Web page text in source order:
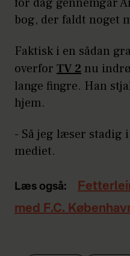
for dag gennemgår
bog, der faldt noget
Faktisk i en sådan
overfor TV 2 nu
lange fingre. Han
hjem.
- Så jeg læser
mediet.
Læs også:
med F.C.